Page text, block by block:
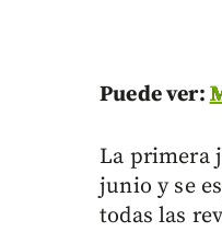
Puede ver:
La primera
junio y se
todas las